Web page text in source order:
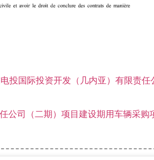
投国际投资开发（几内亚）有限责任
公司（二期）项目建设期用车辆采购